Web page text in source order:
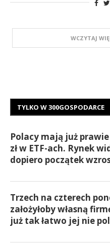
WCZYTAJ
TYLKO W 300GOSPODARCE
Polacy mają już
zł w ETF-ach. Rynek
dopiero początek
Trzech na czterech
założyłoby własną
już tak łatwo jej nie